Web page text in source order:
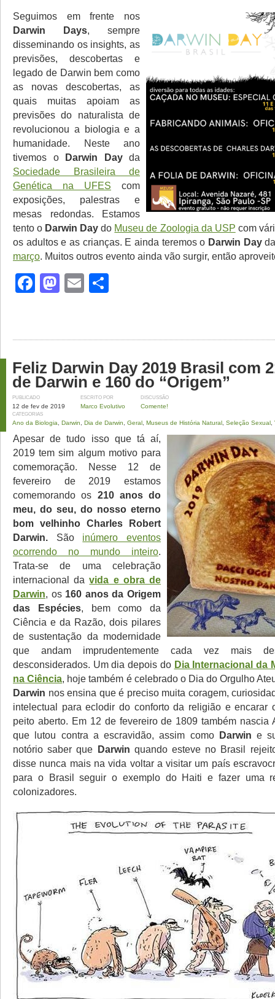
Seguimos em frente nos
Darwin Days, sempre
disseminando os insights, as
previsões, descobertas e
legado de Darwin bem como
as novas descobertas, as
quais muitas apoiam as
previsões do naturalista de
revolucionou a biologia e a
humanidade. Neste ano
tivemos o Darwin Dayda
Sociedade Brasileira de
Genética na UFES com
exposições, palestras e
mesas redondas. Estamos
tento o Darwin Day do Museu de Zoologia da USP com
os adultos e as crianças. E ainda teremos o Darwin Day
março. Muitos outros evento ainda vão surgir, então
Facebook
Mastodon
Email
Feliz Darwin Day 2019 Brasil com
de Darwin e 160 do “Origem”
PUBLICADO
12 de fev de 2019
ESCRITO POR
Marco Evolutivo
DISCUSSÃO
Comente!
CATEGORIAS
Ano da Biologia Darwin Dia de Darwin Geral Museus de História Natural Seleção Sexual
Apesar de tudo isso que tá aí,
2019 tem sim algum motivo para
comemoração. Nesse 12 de
fevereiro de 2019 estamos
comemorando os 210 anos do
meu, do seu, do nosso eterno
bom velhinho Charles Robert
Darwin. São inúmero eventos
ocorrendo no mundo inteiro.
Trata-se de uma celebração
internacional davida e obra de
Darwin, os 160 anos da Origem
das Espécies, bem como da
Ciência e da Razão, dois pilares
de sustentação da modernidade
que andam imprudentemente cada vez mais
desconsiderados. Um dia depois do Dia Internacional da
na Ciência, hoje também é celebrado o Dia do Orgulho
Darwin nos ensina que é preciso muita coragem,
intelectual para eclodir do conforto da religião e encarar
peito aberto. Em 12 de fevereiro de 1809 também nascia
que lutou contra a escravidão, assim como Darwin e
notório saber que Darwin quando esteve no Brasil
disse nunca mais na vida voltar a visitar um país
para o Brasil seguir o exemplo do Haiti e fazer uma
colonizadores.